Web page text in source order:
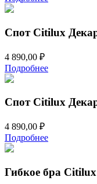
Спот Citilux
4 890,00 ₽
Подробнее
Спот Citilux
4 890,00 ₽
Подробнее
Гибкое бра